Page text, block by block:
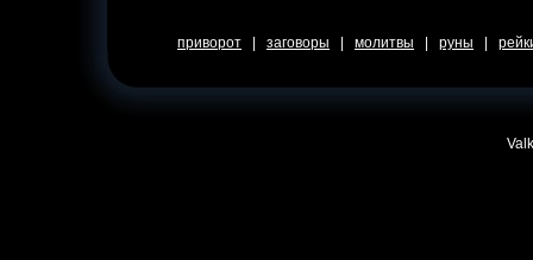
приворот заговоры молитвы руны